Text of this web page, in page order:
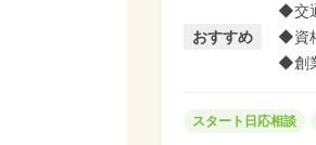
おすすめ
◆交
◆資
◆創
スタート日応相談